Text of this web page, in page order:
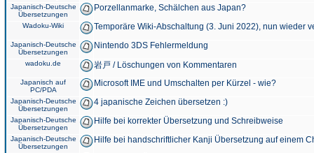
Japanisch-Deutsche
Übersetzungen
Porzellanmarke, Schälchen aus Japan?
Wadoku-Wiki Temporäre Wiki-Abschaltung (3. Juni 2022), nun wieder
Japanisch-Deutsche
Übersetzungen
Nintendo 3DS Fehlermeldung
wadoku.de 岩戸 / Löschungen von Kommentaren
Japanisch auf
PC/PDA
Microsoft IME und Umschalten per Kürzel - wie?
Japanisch-Deutsche
Übersetzungen
4 japanische Zeichen übersetzen :)
Japanisch-Deutsche
Übersetzungen
Hilfe bei korrekter Übersetzung und Schreibweise
Japanisch-Deutsche
Übersetzungen
Hilfe bei handschriftlicher Kanji Übersetzung auf einem